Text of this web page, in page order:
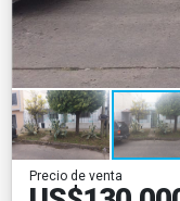
Precio de venta